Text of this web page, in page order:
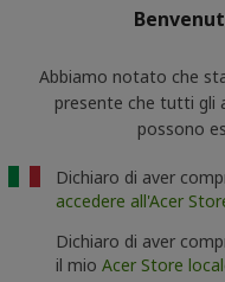
generali sulla
Abbiamo notato che
presente che tutti gli
possono
Dichiaro di aver
accedere all'Acer
Dichiaro di aver
il mio Acer Store